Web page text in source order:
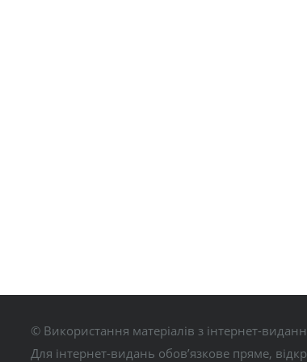
© Використання матеріалів з інтернет-
Для інтернет-видань обов’язкове пряме,